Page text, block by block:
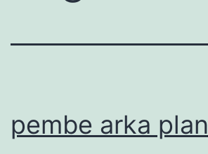
pembe arka plan